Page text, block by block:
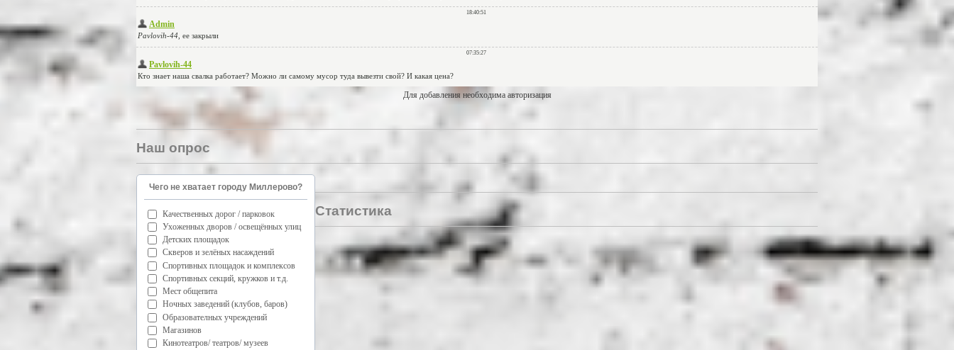
Для добавления необходима авторизация
Наш опрос
Чего не хватает городу Миллерово?
Качественных дорог / парковок
Ухоженных дворов / освещённых улиц
Детских площадок
Скверов и зелёных насаждений
Спортивных площадок и комплексов
Спортивных секций, кружков и т.д.
Мест общепита
Ночных заведений (клубов, баров)
Образователных учреждений
Магазинов
Кинотеатров/ театров/ музеев
Статистика